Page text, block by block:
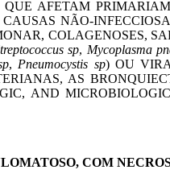
AFETAM
NÃO-
COLAGENOSES,
sp, Mycoplasma
, Pneumocystis sp) OU
AS
AND
COM